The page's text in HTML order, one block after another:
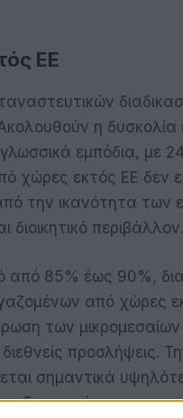
ΕΕ
η δυσκολία
εμπόδια, με
χώρες εκτός ΕΕ δεν
την ικανότητα των
περιβάλλον.
από 85% έως 90%,
από χώρες
των μικρομεσαίων
προσλήψεις.
σημαντικά
εξωτερικό.